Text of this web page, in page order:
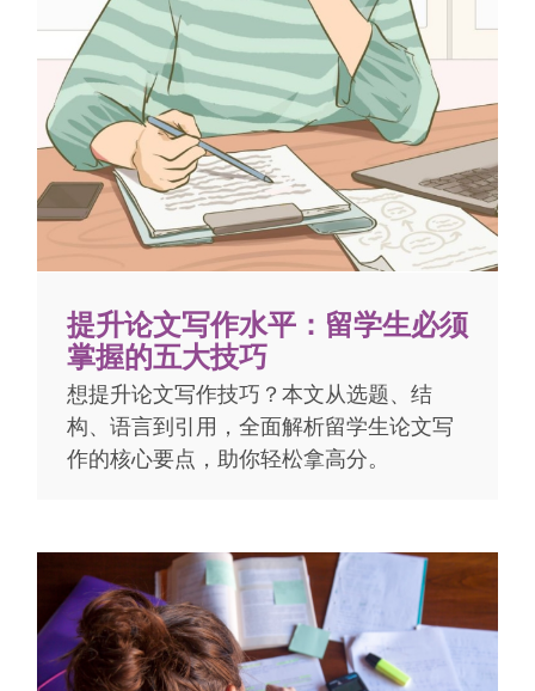
提升论文写作水平：留学生必须
掌握的五大技巧
想提升论文写作技巧？本文从选题、结
构、语言到引用，全面解析留学生论文写
作的核心要点，助你轻松拿高分。